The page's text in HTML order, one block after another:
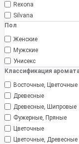
Rexona
Silvana
Пол
Женские
Мужские
Унисекс
Классификация
Восточные, Цветочные
Древесные
Древесные, Шипровые
Фужерные, Пряные
Цветочные
Цветочные, Древесные